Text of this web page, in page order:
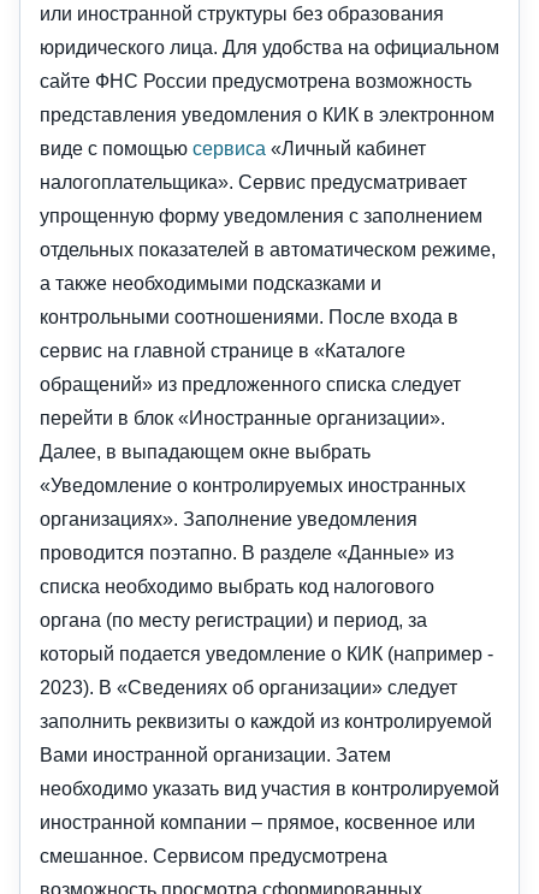
или иностранной структуры без образования
юридического лица. Для удобства на официальном
сайте ФНС России предусмотрена возможность
представления уведомления о КИК в электронном
виде с помощью сервиса «Личный кабинет
налогоплательщика». Сервис предусматривает
упрощенную форму уведомления с заполнением
отдельных показателей в автоматическом режиме,
а также необходимыми подсказками и
контрольными соотношениями. После входа в
сервис на главной странице в «Каталоге
обращений» из предложенного списка следует
перейти в блок «Иностранные организации».
Далее, в выпадающем окне выбрать
«Уведомление о контролируемых иностранных
организациях». Заполнение уведомления
проводится поэтапно. В разделе «Данные» из
списка необходимо выбрать код налогового
органа (по месту регистрации) и период, за
который подается уведомление о КИК (например -
2023). В «Сведениях об организации» следует
заполнить реквизиты о каждой из контролируемой
Вами иностранной организации. Затем
необходимо указать вид участия в контролируемой
иностранной компании – прямое, косвенное или
смешанное. Сервисом предусмотрена
возможность просмотра сформированных